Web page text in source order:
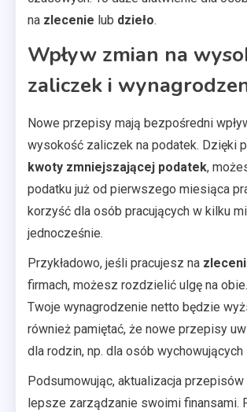
na zlecenie lub dzieło.
Wpływ zmian na
zaliczek i
Nowe przepisy mają bezpośredni
wysokość zaliczek na podatek. Dzięki
kwoty zmniejszającej podatek,
podatku już od pierwszego miesiąca
korzyść dla osób pracujących w kilku
jednocześnie.
Przykładowo, jeśli pracujesz na
firmach, możesz rozdzielić ulgę na
Twoje wynagrodzenie netto będzie
również pamiętać, że nowe przepisy
dla rodzin, np. dla osób wychowujących
Podsumowując, aktualizacja
lepsze zarządzanie swoimi finansami.